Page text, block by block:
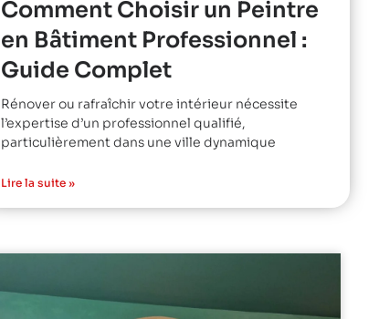
Comment Choisir un Peintre
en Bâtiment Professionnel :
Guide Complet
Rénover ou rafraîchir votre intérieur nécessite
l’expertise d’un professionnel qualifié,
particulièrement dans une ville dynamique
Lire la suite »